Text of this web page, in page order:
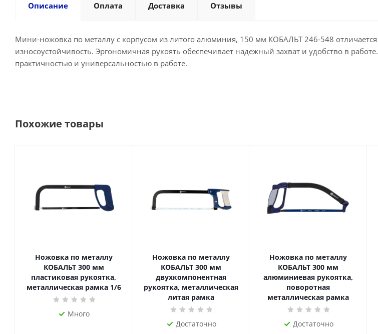
Описание Оплата Доставка Отзывы
Мини-ножовка по металлу с корпусом из литого алюминия, 150 мм КОБАЛЬТ 246-548
износоустойчивость. Эргономичная рукоять обеспечивает надежный захват и удобство в
практичностью и универсальностью в работе.
Похожие товары
Ножовка по металлу
КОБАЛЬТ 300 мм
пластиковая рукоятка,
металлическая рамка 1/6
Много
Ножовка по металлу
КОБАЛЬТ 300 мм
двухкомпонентная
рукоятка, металлическая
литая рамка
Достаточно
Ножовка по металлу
КОБАЛЬТ 300 мм
алюминиевая рукоятка,
поворотная
металлическая рамка
Достаточно